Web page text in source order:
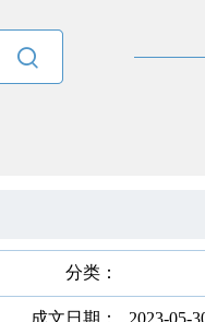

分类：
成文日期： 2023-05-